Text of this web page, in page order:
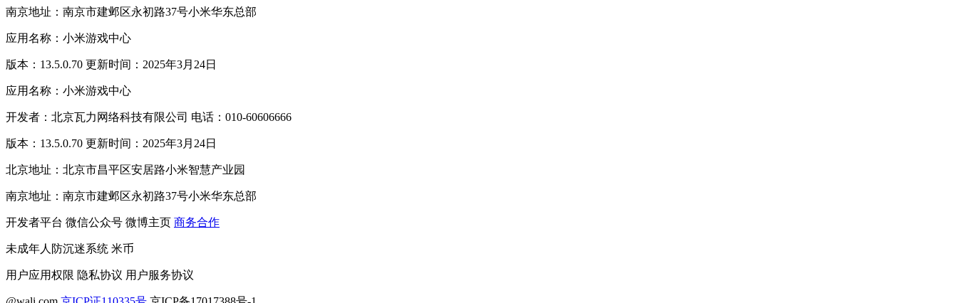
南京地址：南京市建邺区永初路37号小米华东总部
应用名称：小米游戏中心
版本：13.5.0.70 更新时间：2025年3月24日
应用名称：小米游戏中心
开发者：北京瓦力网络科技有限公司 电话：010-60606666
版本：13.5.0.70 更新时间：2025年3月24日
北京地址：北京市昌平区安居路小米智慧产业园
南京地址：南京市建邺区永初路37号小米华东总部
开发者平台 微信公众号 微博主页 商务合作
未成年人防沉迷系统 米币
用户应用权限 隐私协议 用户服务协议